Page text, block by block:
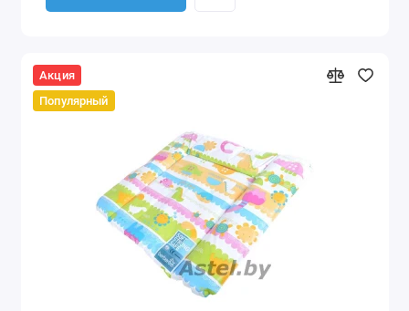
Акция
Популярный